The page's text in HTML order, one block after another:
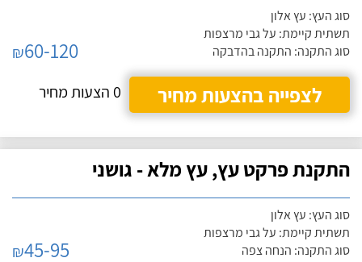
סוג העץ: עץ אלון
תשתית קיימת: על גבי מרצפות
סוג התקנה: התקנה בהדבקה
₪60-120
לצפייה בהצעות מחיר
0 הצעות מחיר
התקנת פרקט עץ, עץ מלא - גושני
סוג העץ: עץ אלון
תשתית קיימת: על גבי מרצפות
סוג התקנה: הנחה צפה
₪45-95